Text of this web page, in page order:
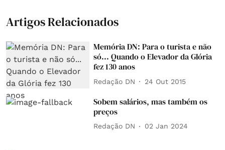
Artigos Relacionados
Memória DN: Para o turista e não
só... Quando o Elevador da Glória
fez 130 anos
Redação DN 24 Out 2015
Sobem salários, mas também os
preços
Redação DN 02 Jan 2024